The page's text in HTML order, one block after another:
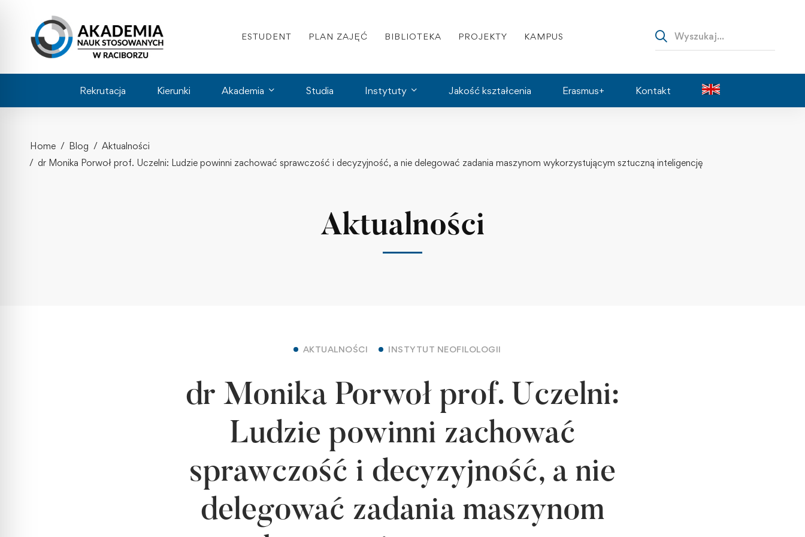
ESTUDENT PLAN ZAJĘĆ BIBLIOTEKA PROJEKTY KAMPUS
Rekrutacja Kierunki Akademia Studia Instytuty Jakość kształcenia Erasmus+ Kontakt
Home Blog
Aktualności
dr Monika Porwoł prof. Uczelni: Ludzie powinni zachować sprawczość i decyzyjność, a nie delegować zadania maszynom wykorzystującym sztuczną inteligencję
Aktualności
AKTUALNOŚCI INSTYTUT NEOFILOLOGII
dr Monika Porwoł prof. Uczelni:
Ludzie powinni zachować
sprawczość i decyzyjność, a nie
delegować zadania maszynom